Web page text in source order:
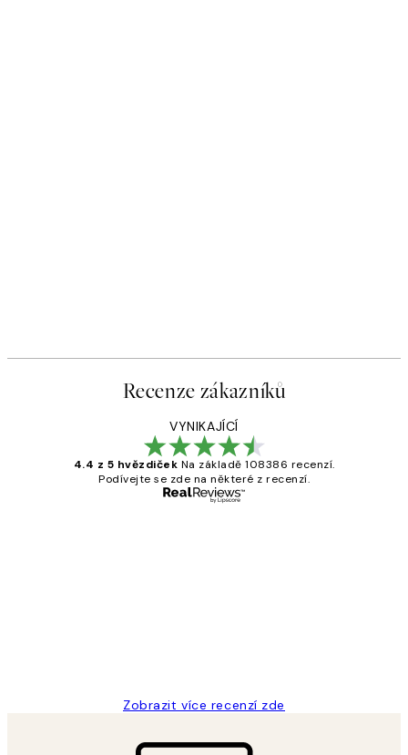
Recenze zákazníků
VYNIKAJÍCÍ
4.4 z 5 hvězdiček Na základě 108386 recenzí.
Podívejte se zde na některé z recenzí.
Zobrazit více recenzí zde